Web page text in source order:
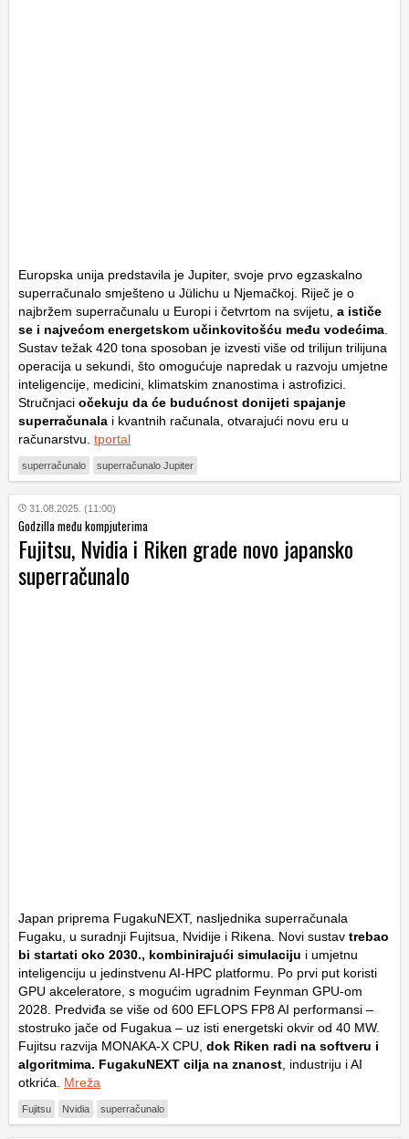
Europska unija predstavila je Jupiter, svoje prvo egzaskalno
superračunalo smješteno u Jülichu u Njemačkoj. Riječ je o
najbržem superračunalu u Europi i četvrtom na svijetu, a ističe
se i najvećom energetskom učinkovitošću među vodećima
Sustav težak 420 tona sposoban je izvesti više od trilijun trilijuna
operacija u sekundi, što omogućuje napredak u razvoju umjetne
inteligencije, medicini, klimatskim znanostima i astrofizici.
Stručnjaci očekuju da će budućnost donijeti spajanje
superračunala i kvantnih računala, otvarajući novu eru u
računarstvu. tportal
superračunalo superračunalo Jupiter
31.08.2025. (11:00)
Godzilla među kompjuterima
Fujitsu, Nvidia i Riken grade novo japansko
superračunalo
Japan priprema FugakuNEXT, nasljednika superračunala
Fugaku, u suradnji Fujitsua, Nvidije i Rikena. Novi sustav trebao
bi startati oko 2030., kombinirajući simulaciju i umjetnu
inteligenciju u jedinstvenu AI-HPC platformu. Po prvi put koristi
GPU akceleratore, s mogućim ugradnim Feynman GPU-om
2028. Predviđa se više od 600 EFLOPS FP8 AI performansi –
stostruko jače od Fugakua – uz isti energetski okvir od 40 MW.
Fujitsu razvija MONAKA-X CPU, dok Riken radi na softveru i
algoritmima. FugakuNEXT cilja na znanost , industriju i AI
otkrića. Mreža
Fujitsu Nvidia superračunalo